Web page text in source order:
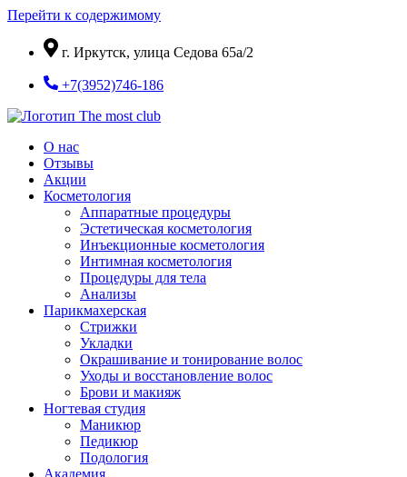
Перейти к содержимому
г. Иркутск, улица Седова 65а/2
+7(3952)746-186
О нас
Отзывы
Акции
Косметология
Аппаратные процедуры
Эстетическая косметология
Инъекционные косметология
Интимная косметология
Процедуры для тела
Анализы
Парикмахерская
Стрижки
Укладки
Окрашивание и тонирование волос
Уходы и восстановление волос
Брови и макияж
Ногтевая студия
Маникюр
Педикюр
Подология